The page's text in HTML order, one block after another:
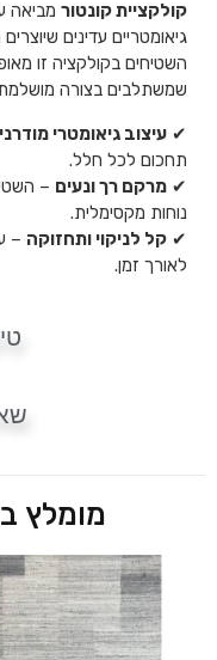
קולקציית קונטור מביאה
גיאומטריים עדינים
השטיחים בקולקציה זו
שמשתלבים בצורה מושלמת
✔ עיצוב גיאומטרי
תחכום לכל חלל.
✔ מרקם רך ונעים –
נוחות מקסימלית.
✔ קל לניקוי ותחזוקה –
לאורך זמן.
מומלץ